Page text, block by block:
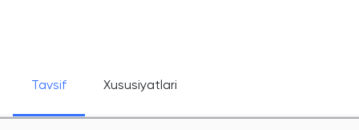
Tavsif Xususiyatlari